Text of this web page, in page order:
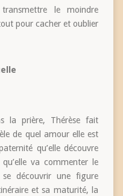
le moindre
pour cacher et oublier
la prière, Thérèse fait
de quel amour elle est
qu’elle découvre
va commenter le
découvrir une figure
et sa maturité, la